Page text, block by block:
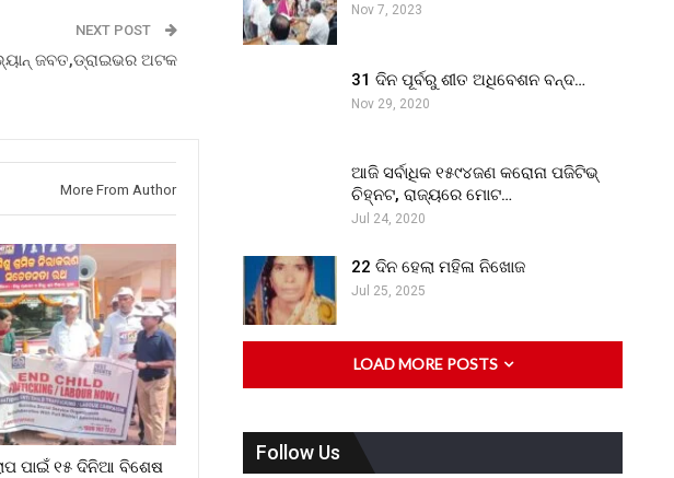
NEXT POST
ଜବତ,ଡ୍ରାଇଭର ଅଟକ
More From Author
ପାଇଁ ୧୫ ଦିନିଆ ବିଶେଷ
Nov 7, 2023
31 ଦିନ ପୂର୍ବରୁ ଶୀତ ଅଧିବେଶନ ବନ୍ଦ…
Nov 29, 2020
ଆଜି ସର୍ବାଧିକ ୧୫୯୪ଜଣ କରୋନା ପଜିଟିଭ୍
ଚିହ୍ନଟ, ରାଜ୍ୟରେ ମୋଟ…
Jul 24, 2020
22 ଦିନ ହେଲା ମହିଳା ନିଖୋଜ
Jul 25, 2025
LOAD MORE POSTS
Follow Us